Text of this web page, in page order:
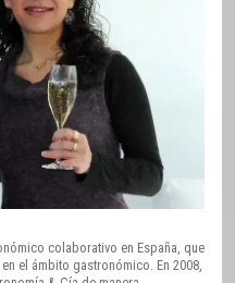
colaborativo en España, que
el ámbito gastronómico. En 2008,